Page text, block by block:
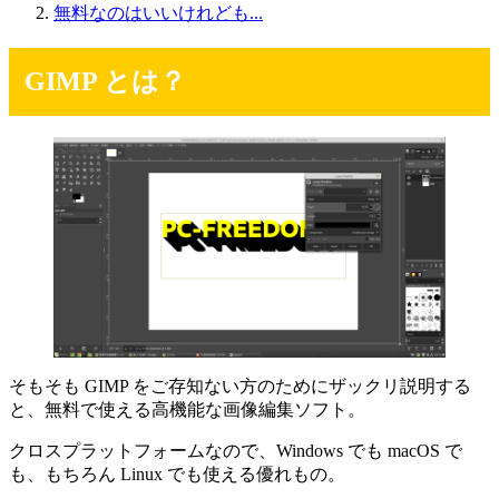
無料なのはいいけれども...
GIMP とは？
そもそも GIMP をご存知ない方のためにザックリ説明する
と、無料で使える高機能な画像編集ソフト。
クロスプラットフォームなので、Windows でも macOS で
も、もちろん Linux でも使える優れもの。